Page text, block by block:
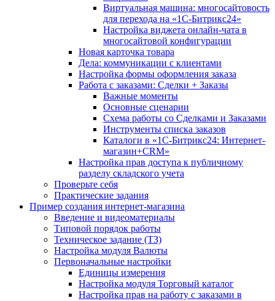
Виртуальная машина: многосайтовость
для перехода на «1С-Битрикс24»
Настройка виджета онлайн-чата в
многосайтовой конфигурации
Новая карточка товара
Дела: коммуникации с клиентами
Настройка формы оформления заказа
Работа с заказами: Сделки + Заказы
Важные моменты
Основные сценарии
Схема работы со Сделками и Заказами
Инструменты списка заказов
Каталоги в «1С-Битрикс24: Интернет-
магазин+CRM»
Настройка прав доступа к публичному
разделу складского учета
Проверьте себя
Практические задания
Пример создания интернет-магазина
Введение и видеоматериалы
Типовой порядок работы
Техническое задание (ТЗ)
Настройка модуля Валюты
Первоначальные настройки
Единицы измерения
Настройка модуля Торговый каталог
Настройка прав на работу с заказами в